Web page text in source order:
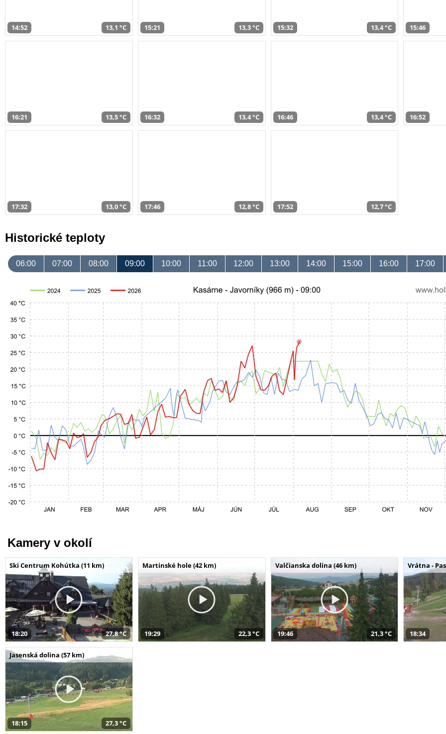
14:52 13,1 °C 15:21 13,3 °C 15:32 13,4 °C 15:46
16:21 13,5 °C 16:32 13,4 °C 16:46 13,4 °C 16:52
17:32 13,0 °C 17:46 12,8 °C 17:52 12,7 °C
Historické teploty
06:00 07:00 08:00 09:00 10:00 11:00 12:00 13:00 14:00 15:00 16:00 17:00
Kamery v okolí
Ski Centrum Kohútka (11 km)
18:20 27,8 °C
Martinské hole (42 km)
19:29 22,3 °C
Valčianska dolina (46 km)
19:46 21,3 °C
Vrátna -
18:34
Jasenská dolina (57 km)
18:15 27,3 °C